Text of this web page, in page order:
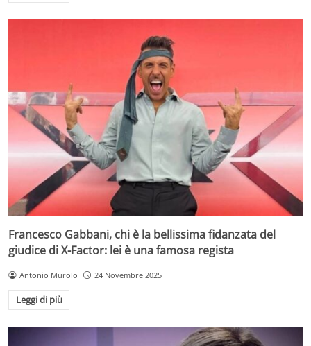
Francesco Gabbani, chi è la bellissima fidanzata del
giudice di X-Factor: lei è una famosa regista
Antonio Murolo 24 Novembre 2025
Leggi di più